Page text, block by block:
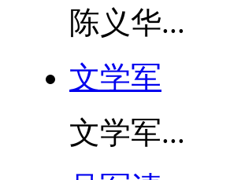
陈义华...
文学军
文学军...